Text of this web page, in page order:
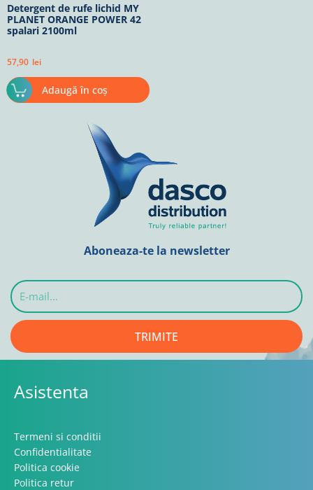
Detergent de rufe lichid MY
PLANET ORANGE POWER 42
spalari 2100ml
57,90 lei
Adaugă în coș
Aboneaza-te la newsletter
E-
mail...
TRIMITE
Asistenta
Termeni si conditii
Confidentialitate
Politica cookie
Politica retur